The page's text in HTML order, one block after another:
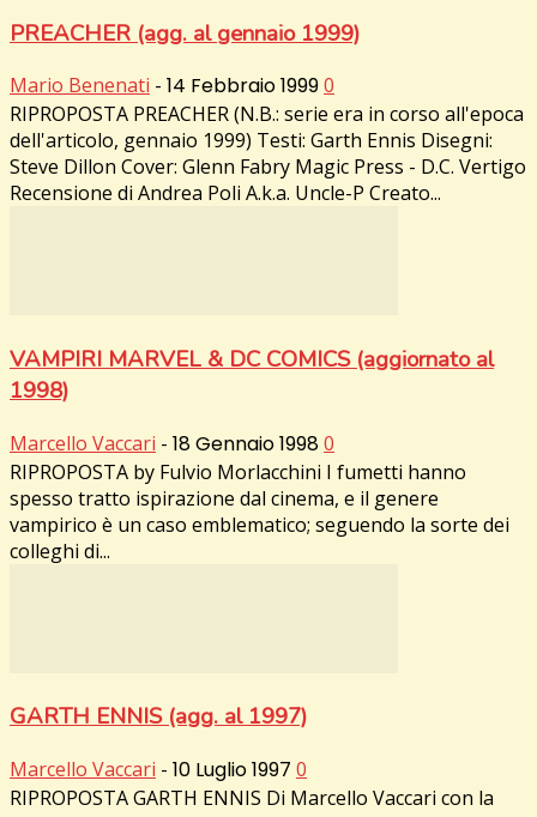
PREACHER (agg. al gennaio 1999)
Mario Benenati - 14 Febbraio 19990
RIPROPOSTA PREACHER (N.B.: serie era in corso all'epoca
dell'articolo, gennaio 1999) Testi: Garth Ennis Disegni:
Steve Dillon Cover: Glenn Fabry Magic Press - D.C. Vertigo
Recensione di Andrea Poli A.k.a. Uncle-P Creato...
VAMPIRI MARVEL & DC COMICS (aggiornato al
1998)
Marcello Vaccari - 18 Gennaio 19980
RIPROPOSTA by Fulvio Morlacchini I fumetti hanno
spesso tratto ispirazione dal cinema, e il genere
vampirico è un caso emblematico; seguendo la sorte dei
colleghi di...
GARTH ENNIS (agg. al 1997)
Marcello Vaccari - 10 Luglio 1997 0
RIPROPOSTA GARTH ENNIS Di Marcello Vaccari con la